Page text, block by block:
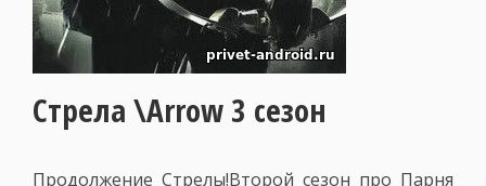
Стрела \Arrow 3 сезон
Продолжение Стрелы!Второй сезон про Парня